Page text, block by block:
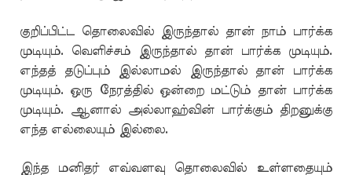
குறிப்பிட்ட தொலைவில் இருந்தால் தான் நாம் பார்க்க
முடியும். வெளிச்சம் இருந்தால் தான் பார்க்க முடியும்.
எந்தத் தடுப்பும் இல்லாமல் இருந்தால் தான் பார்க்க
முடியும். ஒரு நேரத்தில் ஒன்றை மட்டும் தான் பார்க்க
முடியும். ஆனால் அல்லாஹ்வின் பார்க்கும் திறனுக்கு
எந்த எல்லையும் இல்லை.
இந்த மனிதர் எவ்வளவு தொலைவில் உள்ளதையும்